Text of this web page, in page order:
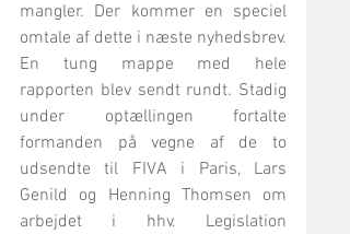
mangler. Der kommer en speciel
omtale af dette i næste nyhedsbrev.
En tung mappe med hele
rapporten blev sendt rundt. Stadig
under optællingen fortalte
formanden på vegne af de to
udsendte til FIVA i Paris, Lars
Genild og Henning Thomsen om
arbejdet i hhv. Legislation